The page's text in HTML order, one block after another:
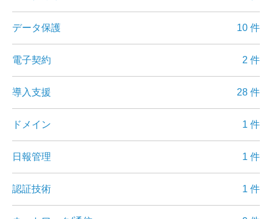
データ保護 10 件
電子契約 2 件
導入支援 28 件
ドメイン 1 件
日報管理 1 件
認証技術 1 件